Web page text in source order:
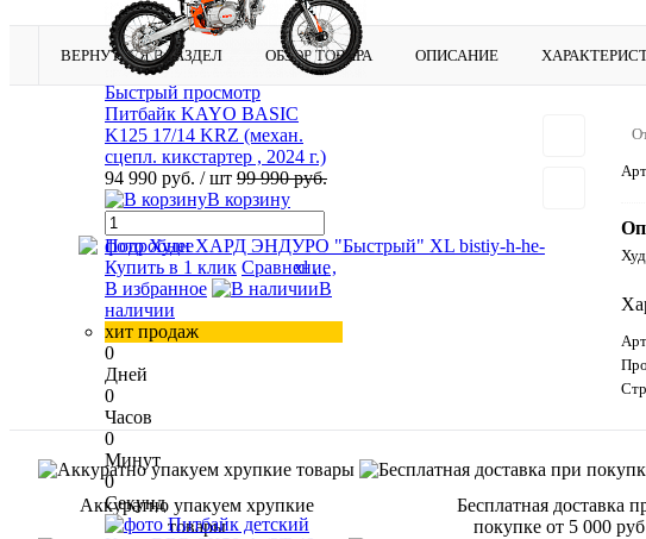
Быстрый просмотр
Питбайк KAYO BASIC
K125 17/14 KRZ (механ.
сцепл. кикстартер , 2024 г.)
94 990 руб. / шт 99 990 руб.
В корзину
Подробнее
Купить в 1 клик Сравнение
В избранное
В
наличии
хит продаж
0
Дней
0
Часов
0
Минут
0
Секунд
ВЕРНУТЬСЯ В РАЗДЕЛ ОБЗОР ТОВАРА ОПИСАНИЕ
Аккуратно упакуем хрупкие
товары
Бесплатная доставка
покупке от 5 000 руб